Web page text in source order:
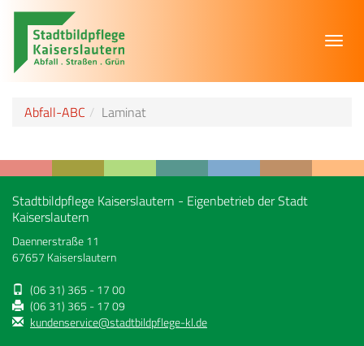
Abfall-ABC Laminat
Stadtbildpflege Kaiserslautern - Eigenbetrieb der Stadt
Kaiserslautern
Daennerstraße 11
67657 Kaiserslautern
(06 31) 365 - 17 00
(06 31) 365 - 17 09
kundenservice@stadtbildpflege-kl.de